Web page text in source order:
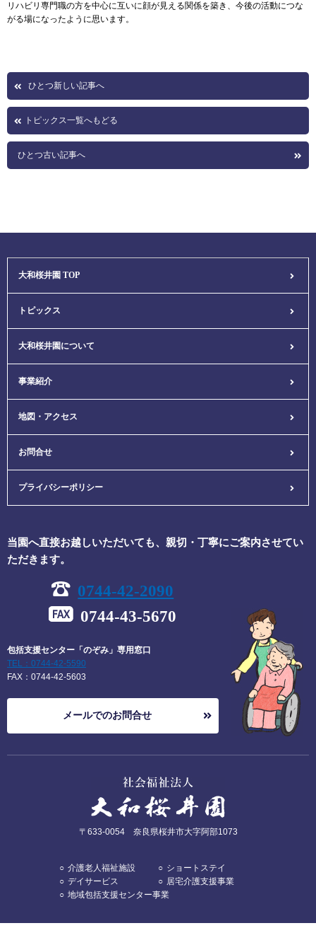
リハビリ専門職の方を中心に互いに顔が見える関係を築き、今後の活動につな
がる場になったように思います。
ひとつ新しい記事へ
トピックス一覧へもどる
ひとつ古い記事へ
大和桜井園 TOP
トピックス
大和桜井園について
事業紹介
地図・アクセス
お問合せ
プライバシーポリシー
当園へ直接お越しいただいても、親切・丁寧にご案内させてい
ただきます。
0744-42-2090
0744-43-5670
包括支援センター「のぞみ」専用窓口
TEL：0744-42-5590
FAX：0744-42-5603
メールでのお問合せ
〒 633-0054 奈良県桜井市大字阿部1073
介護老人福祉施設
ショートステイ
デイサービス
居宅介護支援事業
地域包括支援センター事業